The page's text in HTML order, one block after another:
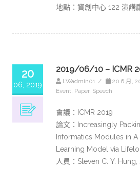
地點：資創中心 122 演講
20
06, 2019
2019/06/10 – ICMR
LWadmin01 / 20 6 月,
Event, Paper, Speech
會議：ICMR 2019
論文：Increasingly
Informatics Modules in
Learning Model via
人員：Steven C. Y.